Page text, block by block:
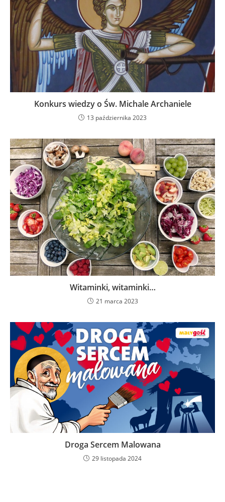
Konkurs wiedzy o Św. Michale Archaniele
13 października 2023
Witaminki, witaminki…
21 marca 2023
Droga Sercem Malowana
29 listopada 2024